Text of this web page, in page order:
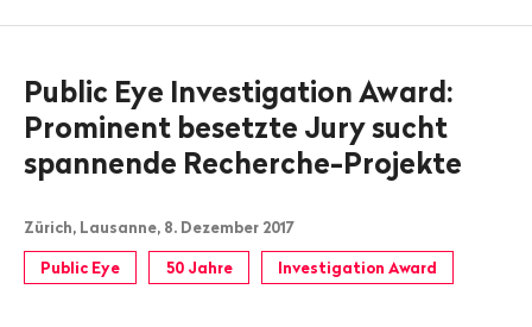
Public Eye Investigation Award:
Prominent besetzte Jury sucht
spannende Recherche-Projekte
Zürich, Lausanne, 8. Dezember 2017
Public Eye 50 Jahre Investigation Award